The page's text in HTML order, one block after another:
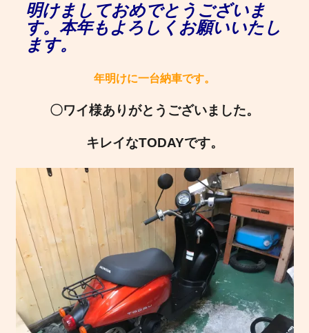
明けましておめでとうございま
す。本年もよろしくお願いいたし
ます。
年明けに一台納車です。
〇ワイ様ありがとうございました。
キレイなTODAYです。